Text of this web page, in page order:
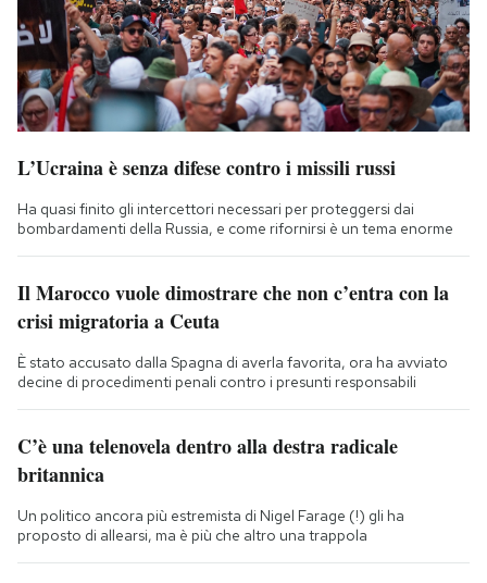
L’Ucraina è senza difese contro i missili russi
Ha quasi finito gli intercettori necessari per proteggersi dai
bombardamenti della Russia, e come rifornirsi è un tema enorme
Il Marocco vuole dimostrare che non c’entra con la
crisi migratoria a Ceuta
È stato accusato dalla Spagna di averla favorita, ora ha avviato
decine di procedimenti penali contro i presunti responsabili
C’è una telenovela dentro alla destra radicale
britannica
Un politico ancora più estremista di Nigel Farage (!) gli ha
proposto di allearsi, ma è più che altro una trappola